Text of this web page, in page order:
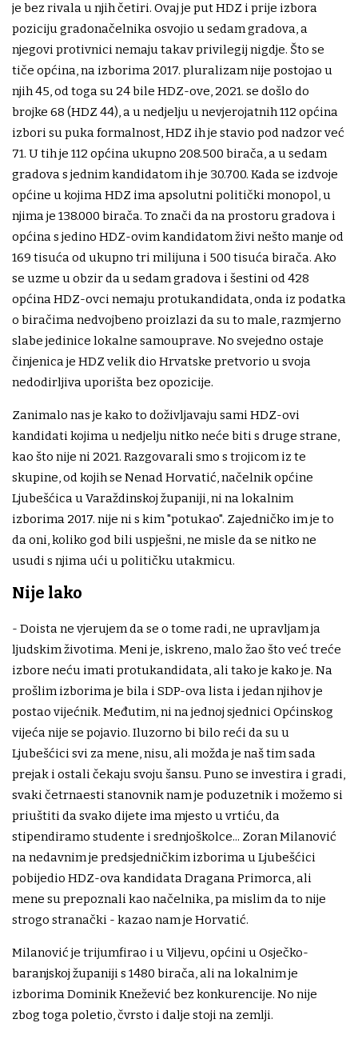
je bez rivala u njih četiri. Ovaj je put HDZ i prije izbora
poziciju gradonačelnika osvojio u sedam gradova, a
njegovi protivnici nemaju takav privilegij nigdje. Što se
tiče općina, na izborima 2017. pluralizam nije postojao u
njih 45, od toga su 24 bile HDZ-ove, 2021. se došlo do
brojke 68 (HDZ 44), a u nedjelju u nevjerojatnih 112 općina
izbori su puka formalnost, HDZ ih je stavio pod nadzor već
71. U tih je 112 općina ukupno 208.500 birača, a u sedam
gradova s jednim kandidatom ih je 30.700. Kada se izdvoje
općine u kojima HDZ ima apsolutni politički monopol, u
njima je 138.000 birača. To znači da na prostoru gradova i
općina s jedino HDZ-ovim kandidatom živi nešto manje od
169 tisuća od ukupno tri milijuna i 500 tisuća birača. Ako
se uzme u obzir da u sedam gradova i šestini od 428
općina HDZ-ovci nemaju protukandidata, onda iz podatka
o biračima nedvojbeno proizlazi da su to male, razmjerno
slabe jedinice lokalne samouprave. No svejedno ostaje
činjenica je HDZ velik dio Hrvatske pretvorio u svoja
nedodirljiva uporišta bez opozicije.
Zanimalo nas je kako to doživljavaju sami HDZ-ovi
kandidati kojima u nedjelju nitko neće biti s druge strane,
kao što nije ni 2021. Razgovarali smo s trojicom iz te
skupine, od kojih se Nenad Horvatić, načelnik općine
Ljubešćica u Varaždinskoj županiji, ni na lokalnim
izborima 2017. nije ni s kim "potukao". Zajedničko im je to
da oni, koliko god bili uspješni, ne misle da se nitko ne
usudi s njima ući u političku utakmicu.
Nije lako
- Doista ne vjerujem da se o tome radi, ne upravljam ja
ljudskim životima. Meni je, iskreno, malo žao što već treće
izbore neću imati protukandidata, ali tako je kako je. Na
prošlim izborima je bila i SDP-ova lista i jedan njihov je
postao vijećnik. Međutim, ni na jednoj sjednici Općinskog
vijeća nije se pojavio. Iluzorno bi bilo reći da su u
Ljubešćici svi za mene, nisu, ali možda je naš tim sada
prejak i ostali čekaju svoju šansu. Puno se investira i gradi,
svaki četrnaesti stanovnik nam je poduzetnik i možemo si
priuštiti da svako dijete ima mjesto u vrtiću, da
stipendiramo studente i srednjoškolce... Zoran Milanović
na nedavnim je predsjedničkim izborima u Ljubešćici
pobijedio HDZ-ova kandidata Dragana Primorca, ali
mene su prepoznali kao načelnika, pa mislim da to nije
strogo stranački - kazao nam je Horvatić.
Milanović je trijumfirao i u Viljevu, općini u Osječko-
baranjskoj županiji s 1480 birača, ali na lokalnim je
izborima Dominik Knežević bez konkurencije. No nije
zbog toga poletio, čvrsto i dalje stoji na zemlji.